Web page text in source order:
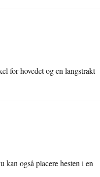
for hovedet og en langstrakt
også placere hesten i en